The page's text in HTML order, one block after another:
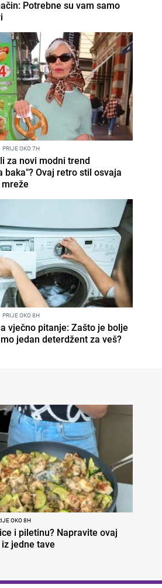
Potrebne su vam samo
PRIJE OKO 7H
za novi modni trend
baka"? Ovaj retro stil osvaja
PRIJE OKO 8H
vječno pitanje: Zašto je bolje
jedan deterdžent za veš?
OKO 8H
i piletinu? Napravite ovaj
jedne tave